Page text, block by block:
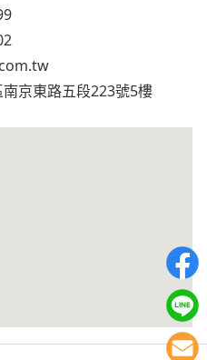
京東路五段223號5樓